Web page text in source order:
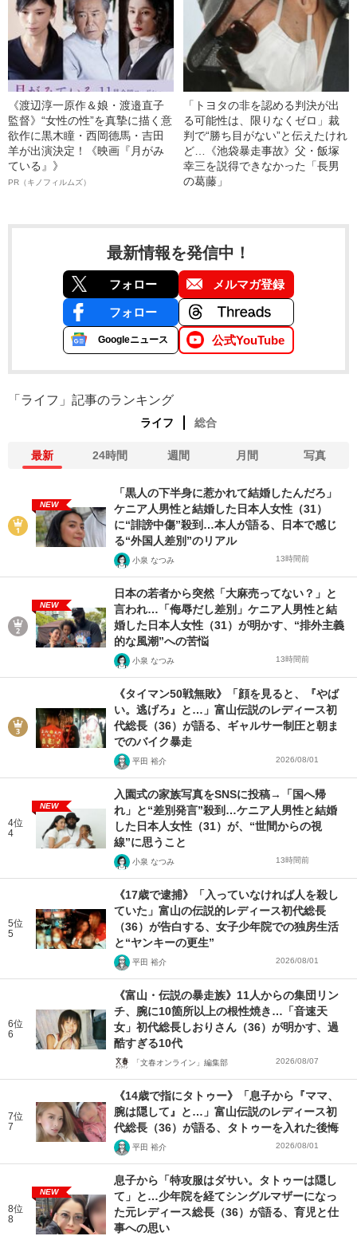
《渡辺淳一原作＆娘・渡邉直子
監督》“女性の性”を真摯に描く意
欲作に黒木瞳・西岡德馬・吉田
羊が出演決定！《映画『月がみ
ている』》
PR（キノフィルムズ）
「トヨタの非を認める判決が出
る可能性は、限りなくゼロ」裁
判で“勝ち目がない”と伝えたけれ
ど…《池袋暴走事故》父・飯塚
幸三を説得できなかった「長男
の葛藤」
最新情報を発信中！
フォロー メルマガ登録
フォロー
Googleニュース 公式YouTube
「ライフ」記事のランキング
ライフ 総合
最新 24時間 週間 月間 写真
NEW
「黒人の下半身に惹かれて結婚したんだろ」
ケニア人男性と結婚した日本人女性（31）
に“誹謗中傷”殺到…本人が語る、日本で感じ
る“外国人差別”のリアル
小泉 なつみ 13時間前
NEW
日本の若者から突然「大麻売ってない？」と
言われ…「侮辱だし差別」ケニア人男性と結
婚した日本人女性（31）が明かす、“排外主義
的な風潮”への苦悩
小泉 なつみ 13時間前
《タイマン50戦無敗》「顔を見ると、『やば
い。逃げろ』と…」富山伝説のレディース初
代総長（36）が語る、ギャルサー制圧と朝ま
でのバイク暴走
平田 裕介 2026/08/01
4位
4
NEW
入園式の家族写真をSNSに投稿→「国へ帰
れ」と“差別発言”殺到…ケニア人男性と結婚
した日本人女性（31）が、“世間からの視
線”に思うこと
小泉 なつみ 13時間前
5位
5
《17歳で逮捕》「入っていなければ人を殺し
ていた」富山の伝説的レディース初代総長
（36）が告白する、女子少年院での独房生活
と“ヤンキーの更生”
平田 裕介 2026/08/01
6位
6
《富山・伝説の暴走族》11人からの集団リン
チ、腕に10箇所以上の根性焼き…「音速天
女」初代総長しおりさん（36）が明かす、過
酷すぎる10代
「文春オンライン」編集部 2026/08/07
7位
7
《14歳で指にタトゥー》「息子から『ママ、
腕は隠して』と…」富山伝説のレディース初
代総長（36）が語る、タトゥーを入れた後悔
平田 裕介 2026/08/01
8位
8
NEW
息子から「特攻服はダサい。タトゥーは隠し
て」と…少年院を経てシングルマザーになっ
た元レディース総長（36）が語る、育児と仕
事への思い